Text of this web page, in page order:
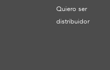
Quiero ser
distribuidor